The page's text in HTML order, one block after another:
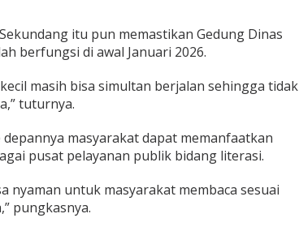
itu pun memastikan Gedung Dinas
berfungsi di awal Januari 2026.
masih bisa simultan berjalan sehingga tidak
tuturnya.
masyarakat dapat memanfaatkan
pusat pelayanan publik bidang literasi.
nyaman untuk masyarakat membaca sesuai
pungkasnya.